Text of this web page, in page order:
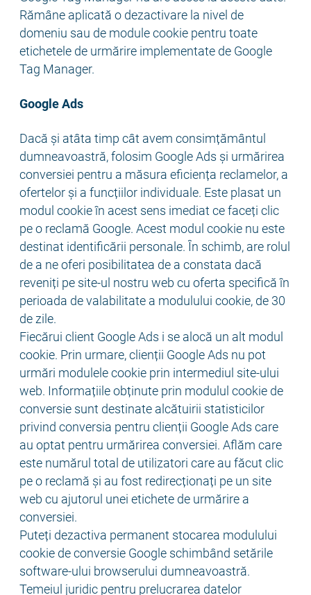
Rămâne aplicată o dezactivare la nivel de
domeniu sau de module cookie pentru toate
etichetele de urmărire implementate de Google
Tag Manager.
Google Ads
Dacă și atâta timp cât avem consimțământul
dumneavoastră, folosim Google Ads și urmărirea
conversiei pentru a măsura eficiența reclamelor, a
ofertelor și a funcțiilor individuale. Este plasat un
modul cookie în acest sens imediat ce faceți clic
pe o reclamă Google. Acest modul cookie nu este
destinat identificării personale. În schimb, are rolul
de a ne oferi posibilitatea de a constata dacă
reveniți pe site-ul nostru web cu oferta specifică în
perioada de valabilitate a modulului cookie, de 30
de zile.
Fiecărui client Google Ads i se alocă un alt modul
cookie. Prin urmare, clienții Google Ads nu pot
urmări modulele cookie prin intermediul site-ului
web. Informațiile obținute prin modulul cookie de
conversie sunt destinate alcătuirii statisticilor
privind conversia pentru clienții Google Ads care
au optat pentru urmărirea conversiei. Aflăm care
este numărul total de utilizatori care au făcut clic
pe o reclamă și au fost redirecționați pe un site
web cu ajutorul unei etichete de urmărire a
conversiei.
Puteți dezactiva permanent stocarea modulului
cookie de conversie Google schimbând setările
software-ului browserului dumneavoastră.
Temeiul juridic pentru prelucrarea datelor